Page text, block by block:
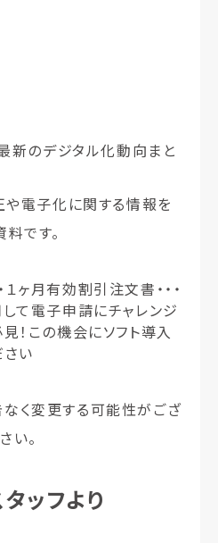
新のデジタル化動向 まと
や電子化に関する情報を
です。
１ヶ月有効割引注文書 ・・・
て電子申請にチャレンジ
！この機会にソフト導入
い
く変更する可能性がござ
い。
ッフより